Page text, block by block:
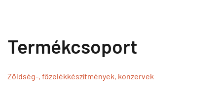
Termékcsoport
Zöldség-, főzelékkészítmények, konzervek